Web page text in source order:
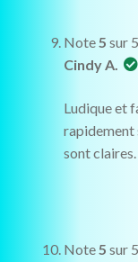
Note5 sur 5
Cindy A.
Ludique et
rapidement
sont claires.
Note5 sur 5